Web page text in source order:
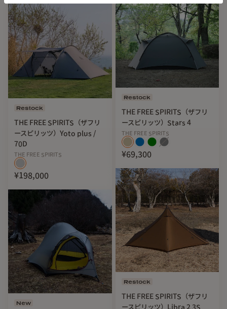
ペグ：360g
＜サイズ＞
フライシート：幅370cm × 奥行230cm × 高さ140cm
インナーテント：幅325cm × 奥行200cm × 高さ120cm
パッケージ：60cm × 26cm
＜内容物＞
フライシート、インナーテント、本体収納ケース、ポール
×4、ペグ×18、リペア生地、リペアポール、ポールケー
ス、ペグケース
ガイライン取付済み
※仕様は予告なく変更になる場合があります。
Restock
THE FREE SPIRITS（ザフリ
ースピリッツ）Yoto plus /
70D
THE FREE SPIRITS
¥198,000
New
Restock
THE FREE SPIRITS（ザフリ
ースピリッツ）Stars 4
THE FREE SPIRITS
¥69,300
Restock
THE FREE SPIRITS（ザフリ
ースピリッツ）Libra 2 3S